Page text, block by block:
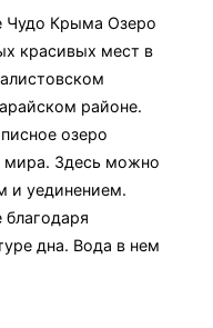
Крыма Озеро
красивых мест в
районе.
озеро
мира. Здесь можно
и уединением.
благодаря
дна. Вода в нем